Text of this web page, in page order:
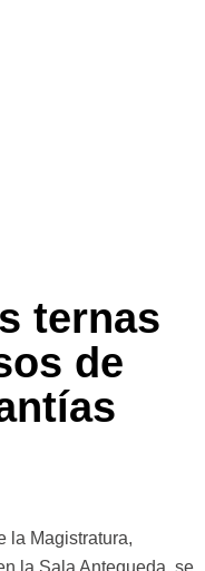
ternas
de
la Magistratura,
la Sala Antequeda, se